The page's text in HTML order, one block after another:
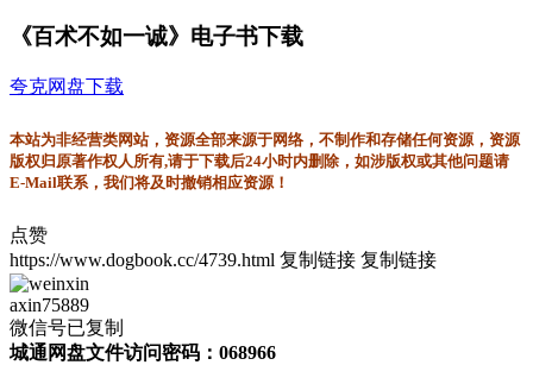
《百术不如一诚》电子书下载
夸克网盘下载
本站为非经营类网站，资源全部来源于网络，不制作和存储任何资源，资源
版权归原著作权人所有,请于下载后24小时内删除，如涉版权或其他问题请
E-Mail联系，我们将及时撤销相应资源！
点赞
https://www.dogbook.cc/4739.html 复制链接 复制链接
axin75889
微信号已复制
城通网盘文件访问密码：068966